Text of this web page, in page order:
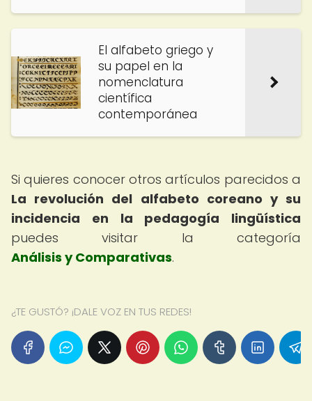
El alfabeto griego y
su papel en la
nomenclatura
científica
contemporánea
Si quieres conocer otros artículos parecidos a
La revolución del alfabeto coreano y su
incidencia en la pedagogía lingüística
puedes visitar la categoría
Análisis y Comparativas.
¿TE GUSTÓ? ¡DALE VOZ EN TUS REDES!